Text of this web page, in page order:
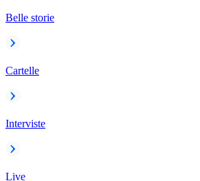
Belle storie
Cartelle
Interviste
Live